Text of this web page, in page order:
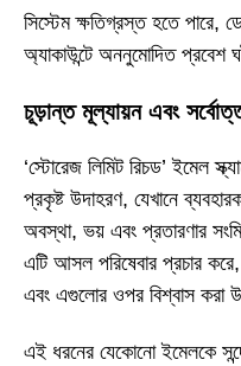
সিস্টেম ক্ষতিগ্রস্ত হতে পারে,
অ্যাকাউন্টে অননুমোদিত প্রবেশ
চূড়ান্ত মূল্যায়ন এবং
‘স্টোরেজ লিমিট রিচড’ ইমেল
প্রকৃষ্ট উদাহরণ, যেখানে
অবস্থা, ভয় এবং প্রতারণার
এটি আসল পরিষেবার প্রচার
এবং এগুলোর ওপর বিশ্বাস করা
এই ধরনের যেকোনো ইমেলকে